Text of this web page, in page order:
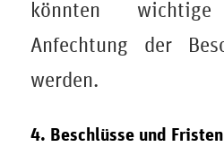
könnten
Anfechtung der
werden.
4. Beschlüsse und Fristen